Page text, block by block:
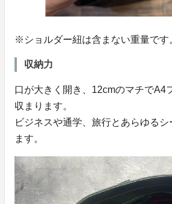
※ショルダー紐は含まない重量です
収納力
口が大きく開き、12cmのマチでA4
収まります。
ビジネスや通学、旅行とあらゆる
ます。